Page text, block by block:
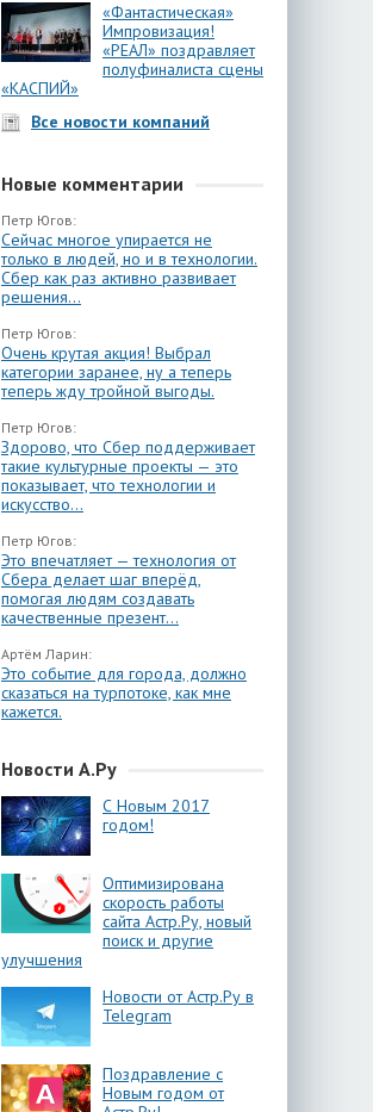
«Фантастическая»
Импровизация!
«РЕАЛ» поздравляет
полуфиналиста сцены
«КАСПИЙ»
Все новости компаний
Новые комментарии
Петр Югов:
Сейчас многое упирается не
только в людей, но и в технологии.
Сбер как раз активно развивает
решения...
Петр Югов:
Очень крутая акция! Выбрал
категории заранее, ну а теперь
теперь жду тройной выгоды.
Петр Югов:
Здорово, что Сбер поддерживает
такие культурные проекты — это
показывает, что технологии и
искусство...
Петр Югов:
Это впечатляет — технология от
Сбера делает шаг вперёд,
помогая людям создавать
качественные презент...
Артём Ларин:
Это событие для города, должно
сказаться на турпотоке, как мне
кажется.
Новости А.Ру
С Новым 2017
годом!
Оптимизирована
скорость работы
сайта Астр.Ру, новый
поиск и другие
улучшения
Новости от Астр.Ру в
Telegram
Поздравление с
Новым годом от